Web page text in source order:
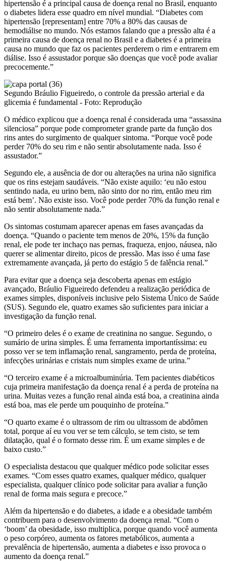
hipertensão é a principal causa de doença renal no Brasil, enquanto
o diabetes lidera esse quadro em nível mundial. “Diabetes com
hipertensão [representam] entre 70% a 80% das causas de
hemodiálise no mundo. Nós estamos falando que a pressão alta é a
primeira causa de doença renal no Brasil e a diabetes é a primeira
causa no mundo que faz os pacientes perderem o rim e entrarem em
diálise. Isso é assustador porque são doenças que você pode avaliar
precocemente.”
Segundo Bráulio Figueiredo, o controle da pressão arterial e da
glicemia é fundamental - Foto: Reprodução
O médico explicou que a doença renal é considerada uma “assassina
silenciosa” porque pode comprometer grande parte da função dos
rins antes do surgimento de qualquer sintoma. “Porque você pode
perder 70% do seu rim e não sentir absolutamente nada. Isso é
assustador.”
Segundo ele, a ausência de dor ou alterações na urina não significa
que os rins estejam saudáveis. “Não existe aquilo: ‘eu não estou
sentindo nada, eu urino bem, não sinto dor no rim, então meu rim
está bem’. Não existe isso. Você pode perder 70% da função renal e
não sentir absolutamente nada.”
Os sintomas costumam aparecer apenas em fases avançadas da
doença. “Quando o paciente tem menos de 20%, 15% da função
renal, ele pode ter inchaço nas pernas, fraqueza, enjoo, náusea, não
querer se alimentar direito, picos de pressão. Mas isso é uma fase
extremamente avançada, já perto do estágio 5 de falência renal.”
Para evitar que a doença seja descoberta apenas em estágio
avançado, Bráulio Figueiredo defendeu a realização periódica de
exames simples, disponíveis inclusive pelo Sistema Único de Saúde
(SUS). Segundo ele, quatro exames são suficientes para iniciar a
investigação da função renal.
“O primeiro deles é o exame de creatinina no sangue. Segundo, o
sumário de urina simples. É uma ferramenta importantíssima: eu
posso ver se tem inflamação renal, sangramento, perda de proteína,
infecções urinárias e cristais num simples exame de urina.”
“O terceiro exame é a microalbuminúria. Tem pacientes diabéticos
cuja primeira manifestação da doença renal é a perda de proteína na
urina. Muitas vezes a função renal ainda está boa, a creatinina ainda
está boa, mas ele perde um pouquinho de proteína.”
“O quarto exame é o ultrassom de rim ou ultrassom de abdômen
total, porque aí eu vou ver se tem cálculo, se tem cisto, se tem
dilatação, qual é o formato desse rim. É um exame simples e de
baixo custo.”
O especialista destacou que qualquer médico pode solicitar esses
exames. “Com esses quatro exames, qualquer médico, qualquer
especialista, qualquer clínico pode solicitar para avaliar a função
renal de forma mais segura e precoce.”
Além da hipertensão e do diabetes, a idade e a obesidade também
contribuem para o desenvolvimento da doença renal. “Com o
‘boom’ da obesidade, isso multiplica, porque quando você aumenta
o peso corpóreo, aumenta os fatores metabólicos, aumenta a
prevalência de hipertensão, aumenta a diabetes e isso provoca o
aumento da doença renal.”